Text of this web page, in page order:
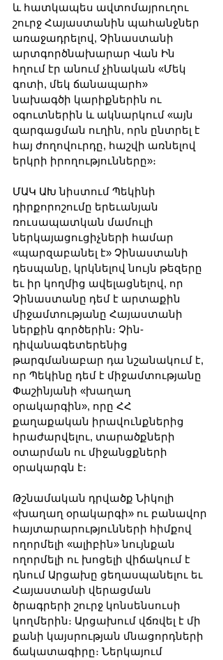
և հատկապես ավտոմայրուղու
շուրջ Հայաստանին պահանջներ
առաջադրելով, Չինաստանի
արտգործնախարար Վան Ին
հղում էր անում չինական «Մեկ
գոտի, մեկ ճանապարհ»
նախագծի կարիքներին ու
օգուտներին և ակնարկում «այն
զարգացման ուղին, որն ընտրել է
հայ ժողովուրդը, հաշվի առնելով
երկրի իրողությունները»։
ՄԱԿ ԱԽ նիստում Պեկինի
դիրքորոշումը երեւանյան
ռուսապատկան մամուլի
ներկայացուցիչների համար
«պարզաբանել է» Չինաստանի
դեսպանը, կրկնելով նույն թեզերը
եւ իր կողմից ավելացնելով, որ
Չինաստանը դեմ է արտաքին
միջամտությանը Հայաստանի
ներքին գործերին։ Չին-
դիվանագետերենից
թարգմանաբար դա նշանակում է,
որ Պեկինը դեմ է միջամտությանը
Փաշինյանի «խաղաղ
օրակարգին», որը ՀՀ
քաղաքական իրավունքներից
հրաժարվելու, տարածքների
օտարման ու միջանցքների
օրակարգն է։
Թշնամական դրվածք Նիկոլի
«խաղաղ օրակարգի» ու բանավոր
հայտարարությունների հիմքով
ողորմելի «ալիբին» նույնքան
ողորմելի ու խոցելի վիճակում է
դնում Արցախը ցեղասպանելու եւ
Հայաստանի վերացման
ծրագրերի շուրջ կոնսենսուսի
կողմերին։ Արցախում վճռվել է մի
քանի կայսրության մնացորդների
ճակատագիրը։ Ներկայում